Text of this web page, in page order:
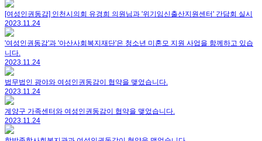
[여성인권동감] 인천시의회 유경희 의원님과 '위기임신출산지원센터' 간담회 실시
2023.11.24
'여성인권동감'과 '아산사회복지재단'은 청소년 미혼모 지원 사업을 함께하고 있습
니다.
2023.11.24
법무법인 광야와 여성인권동감이 협약을 맺었습니다.
2023.11.24
계양구 가족센터와 여성인권동감이 협약을 맺었습니다.
2023.11.24